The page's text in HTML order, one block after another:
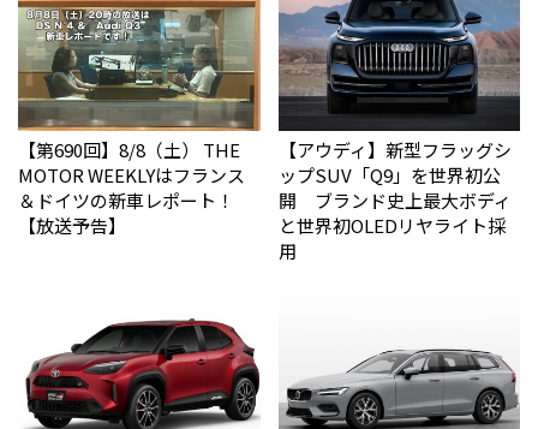
【第690回】8/8（土） THE
MOTOR WEEKLYはフランス
＆ドイツの新車レポート！
【放送予告】
【アウディ】新型フラッグシ
ップSUV「Q9」を世界初公
開 ブランド史上最大ボディ
と世界初OLEDリヤライト採
用